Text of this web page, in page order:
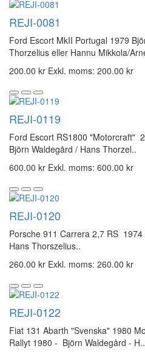
REJI-0081
Ford Escort MkII Portugal 1979
Thorzelius eller Hannu Mikkola/
200.00 kr Exkl. moms: 200.00 kr
REJI-0119
Ford Escort RS1800 "Motorcraft"
Björn Waldegård / Hans Thorzel..
600.00 kr Exkl. moms: 600.00 kr
REJI-0120
Porsche 911 Carrera 2,7 RS
Hans Thorszelius..
260.00 kr Exkl. moms: 260.00 kr
REJI-0122
Fiat 131 Abarth "Svenska" 1980
Rallyt 1980 - Björn Waldegård - H..